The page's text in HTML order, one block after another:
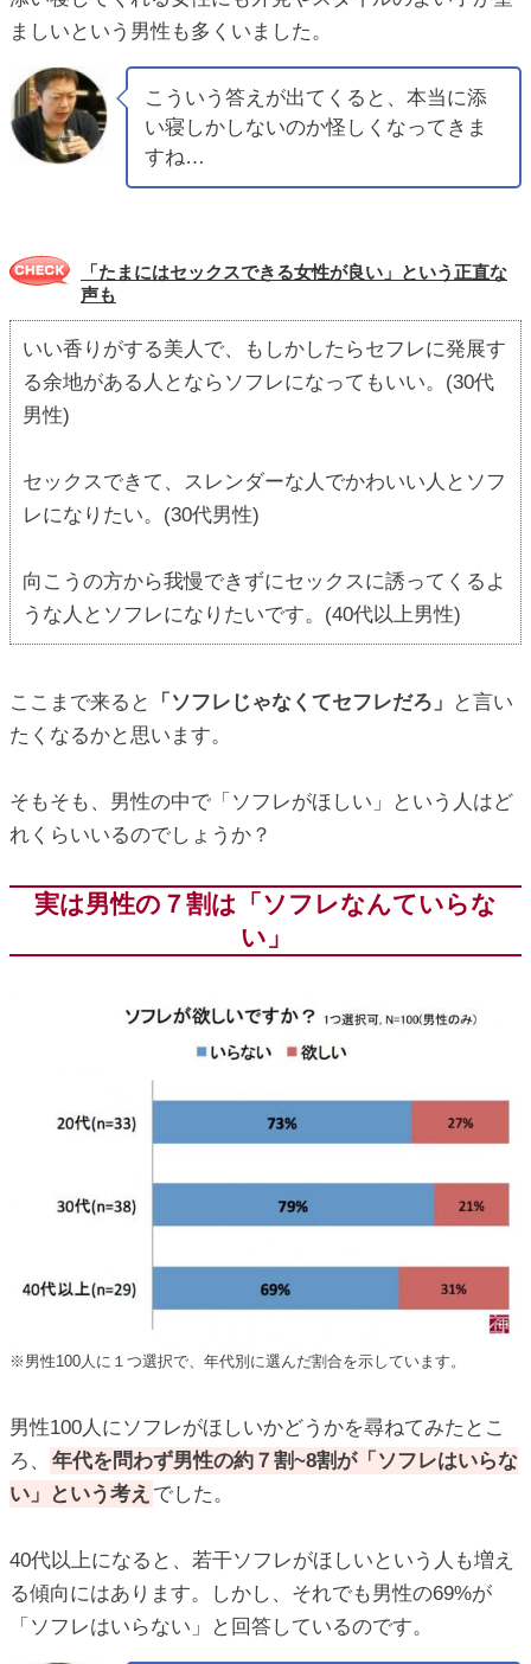
ましいという男性も多くいました。
こういう答えが出てくると、本当に添
い寝しかしないのか怪しくなってきま
すね…
「たまにはセックスできる女性が良い」という正直な
声も
いい香りがする美人で、もしかしたらセフレに発展す
る余地がある人とならソフレになってもいい。(30代
男性)
セックスできて、スレンダーな人でかわいい人とソフ
レになりたい。(30代男性)
向こうの方から我慢できずにセックスに誘ってくるよ
うな人とソフレになりたいです。(40代以上男性)
ここまで来ると 「ソフレじゃなくてセフレだろ」
と言い
たくなるかと思います。
そもそも、男性の中で「ソフレがほしい」という人はど
れくらいいるのでしょうか？
実は男性の７割は「ソフレなんていらな
い」
※男性100人に１つ選択で、年代別に選んだ割合を示しています。
男性100人にソフレがほしいかどうかを尋ねてみたとこ
ろ、
年代を問わず男性の約７割~8割が「ソフレはいらな
い」という考え でした。
40代以上になると、若干ソフレがほしいという人も増え
る傾向にはあります。しかし、それでも男性の69%が
「ソフレはいらない」と回答しているのです。